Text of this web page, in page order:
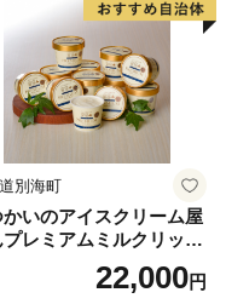
別海町
いのアイスクリーム屋
プレミアムミルクリッチ
（AP-01）（ 北海道アイ
海道産アイス アイス ア
22,000円